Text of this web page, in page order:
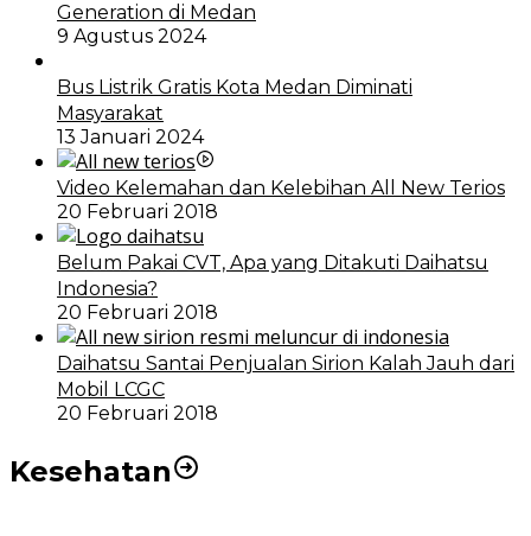
Generation di Medan
9 Agustus 2024
Bus Listrik Gratis Kota Medan Diminati
Masyarakat
13 Januari 2024
Video Kelemahan dan Kelebihan All New Terios
20 Februari 2018
Belum Pakai CVT, Apa yang Ditakuti Daihatsu
Indonesia?
20 Februari 2018
Daihatsu Santai Penjualan Sirion Kalah Jauh dari
Mobil LCGC
20 Februari 2018
Kesehatan